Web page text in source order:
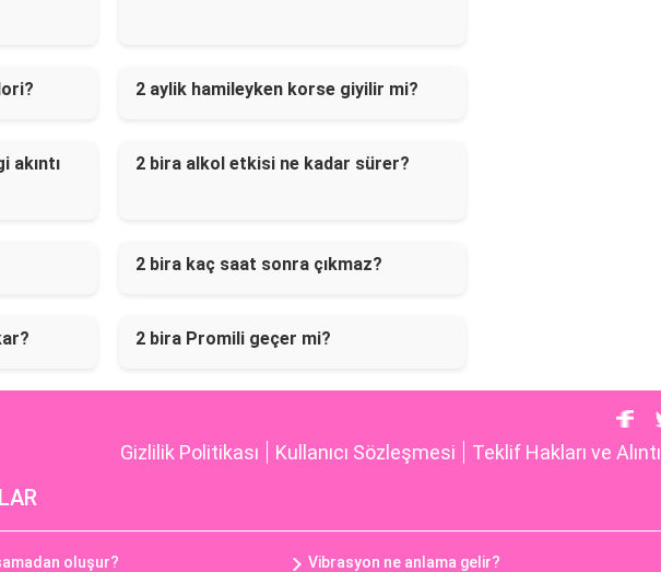
2 aylik hamileyken korse giyilir mi?
akıntı
2 bira alkol etkisi ne kadar sürer?
2 bira kaç saat sonra çıkmaz?
2 bira Promili geçer mi?
Gizlilik Politikası Kullanıcı Sözleşmesi Teklif Hakları ve Alıntı
oluşur? Vibrasyon ne anlama gelir?